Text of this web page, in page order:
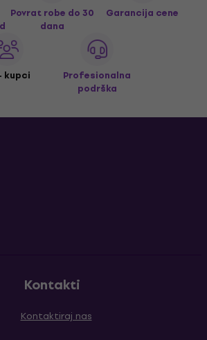
Povrat robe do 30
dana
Garancija cene
kupci
Profesionalna
podrška
Kontakti
Kontaktiraj nas